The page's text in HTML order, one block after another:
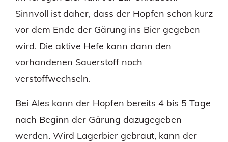
Sinnvoll ist daher, dass der Hopfen schon kurz
vor dem Ende der Gärung ins Bier gegeben
wird. Die aktive Hefe kann dann den
vorhandenen Sauerstoff noch
verstoffwechseln.
Bei Ales kann der Hopfen bereits 4 bis 5 Tage
nach Beginn der Gärung dazugegeben
werden. Wird Lagerbier gebraut, kann der